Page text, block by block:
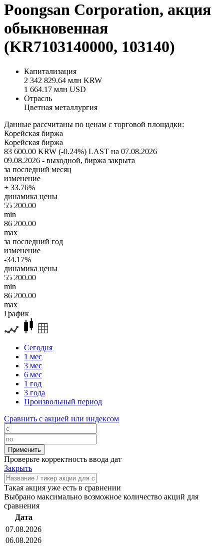
Poongsan Corporation, акция
обыкновенная
(KR7103140000, 103140)
Капитализация
2 342 829.64 млн KRW
1 664.17 млн USD
Отрасль
Цветная металлургия
Данные рассчитаны по ценам с торговой площадки:
Корейская биржа
Корейская биржа
83 600.00 KRW (-0.24%) LAST на 07.08.2026
09.08.2026 - выходной, биржа закрыта
за последний месяц
изменение
+ 33.76%
динамика цены
55 200.00
min
86 200.00
max
за последний год
изменение
-34.17%
динамика цены
55 200.00
min
86 200.00
max
График
Сегодня
1 мес
3 мес
6 мес
1 год
3 года
Произвольный период
Сравнить с акцией или индексом
Проверьте корректность ввода дат
Закрыть
Такая акция уже есть в сравнении
Выбрано максимально возможное количество акций для
сравнения
Дата
07.08.2026
06.08.2026